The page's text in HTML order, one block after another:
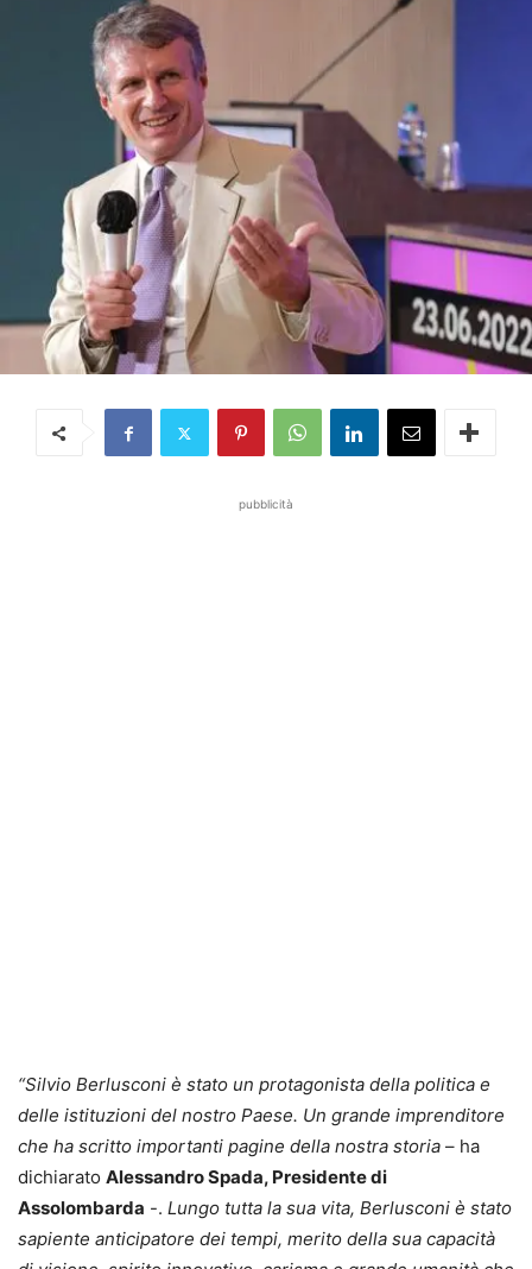
pubblicità
“Silvio Berlusconi è stato un protagonista della politica e
delle istituzioni del nostro Paese. Un grande imprenditore
che ha scritto importanti pagine della nostra storia – ha
dichiarato Alessandro Spada, Presidente di
Assolombarda -. Lungo tutta la sua vita, Berlusconi è stato
sapiente anticipatore dei tempi, merito della sua capacità